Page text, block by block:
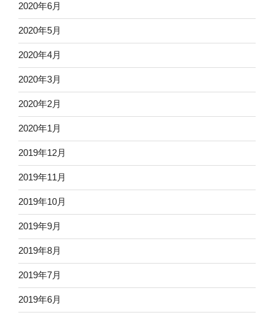
2020年6月
2020年5月
2020年4月
2020年3月
2020年2月
2020年1月
2019年12月
2019年11月
2019年10月
2019年9月
2019年8月
2019年7月
2019年6月